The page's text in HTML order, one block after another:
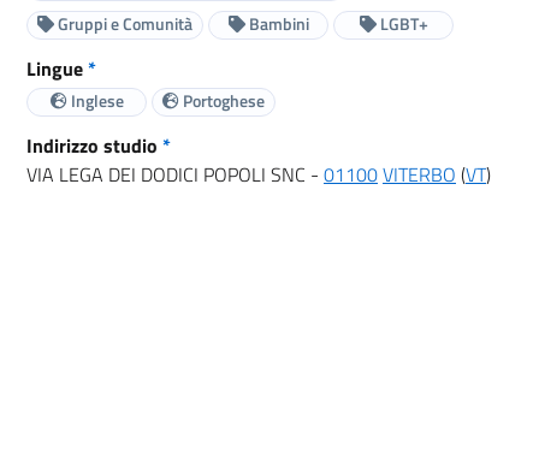
Gruppi e Comunità
Bambini LGBT+
Lingue*
Inglese Portoghese
Indirizzo studio *
VIA LEGA DEI DODICI POPOLI SNC - 01100VITERBO (VT)